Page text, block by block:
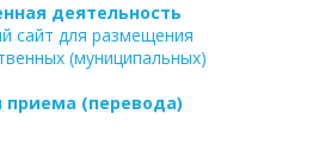
деятельность
сайт для размещения
(муниципальных)
приема (перевода)